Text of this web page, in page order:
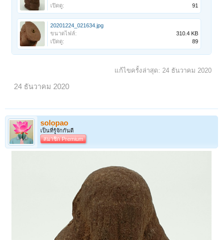
เปิดดู:
91
20201224_021634.jpg
ขนาดไฟล์:
310.4 KB
เปิดดู:
89
แก้ไขครั้งล่าสุด: 24 ธันวาคม 2020
24 ธันวาคม 2020
solopao
เป็นที่รู้จักกันดี
สมาชิก Premium